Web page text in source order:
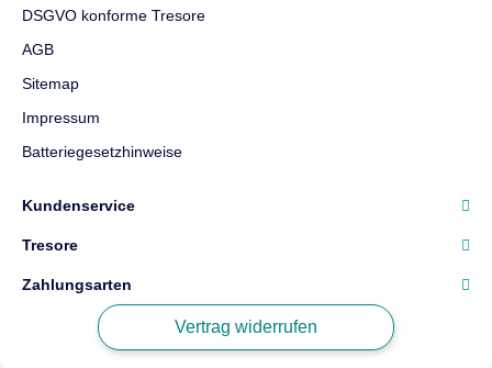
DSGVO konforme Tresore
AGB
Sitemap
Impressum
Batteriegesetzhinweise
Kundenservice
Tresore
Zahlungsarten
Vertrag widerrufen